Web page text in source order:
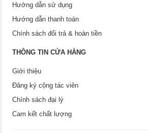
Hướng dẫn sử dụng
Hướng dẫn thanh toán
Chính sách đổi trả & hoàn tiền
THÔNG TIN CỬA HÀNG
Giới thiệu
Đăng ký cộng tác viên
Chính sách đại lý
Cam kết chất lượng